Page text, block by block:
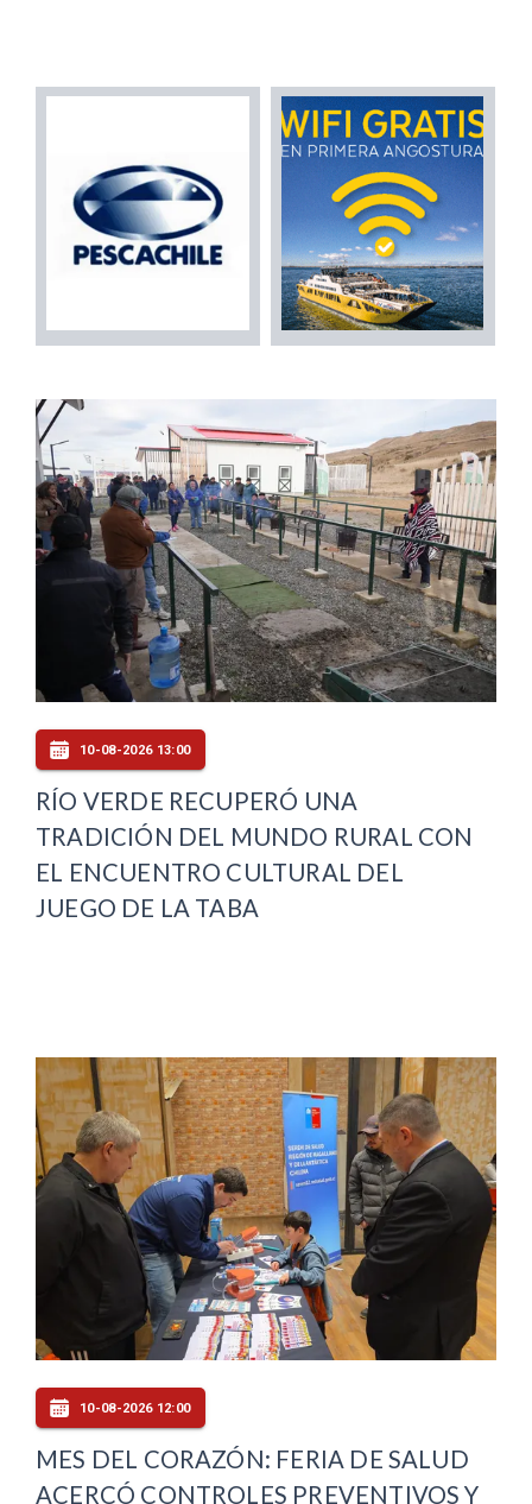
10-08-2026 13:00
RÍO VERDE RECUPERÓ UNA
TRADICIÓN DEL MUNDO RURAL CON
EL ENCUENTRO CULTURAL DEL
JUEGO DE LA TABA
10-08-2026 12:00
MES DEL CORAZÓN: FERIA DE SALUD
ACERCÓ CONTROLES PREVENTIVOS Y